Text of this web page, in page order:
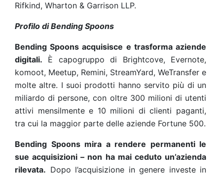
Rifkind, Wharton & Garrison LLP.
Profilo di Bending Spoons
Bending Spoons acquisisce e trasforma aziende
digitali. È capogruppo di Brightcove, Evernote,
komoot, Meetup, Remini, StreamYard, WeTransfer e
molte altre. I suoi prodotti hanno servito più di un
miliardo di persone, con oltre 300 milioni di utenti
attivi mensilmente e 10 milioni di clienti paganti,
tra cui la maggior parte delle aziende Fortune 500.
Bending Spoons mira a rendere permanenti le
sue acquisizioni – non ha mai ceduto un’azienda
rilevata. Dopo l’acquisizione in genere investe in